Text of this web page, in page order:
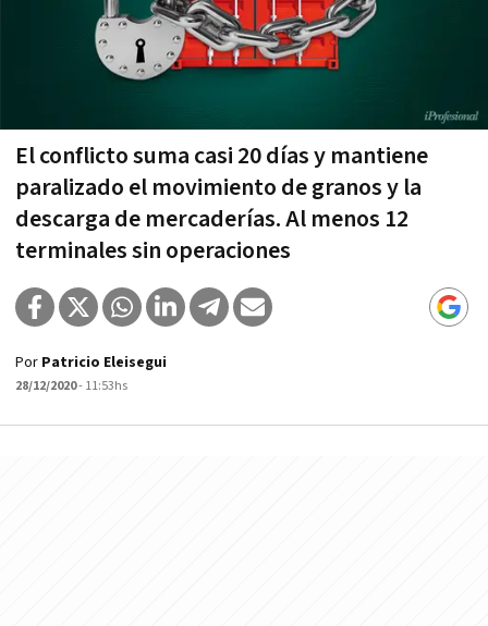
El conflicto suma casi 20 días y mantiene
paralizado el movimiento de granos y la
descarga de mercaderías. Al menos 12
terminales sin operaciones
Por Patricio Eleisegui
28/12/2020- 11:53hs